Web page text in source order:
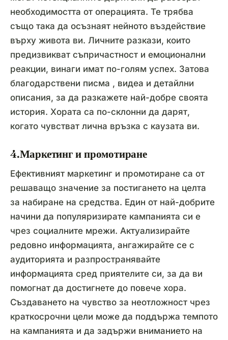
необходимостта от операцията. Те трябва
също така да осъзнаят нейното въздействие
върху живота ви. Личните разкази, които
предизвикват съпричастност и емоционални
реакции, винаги имат по-голям успех. Затова
благодарствени писма , видеа и детайлни
описания, за да разкажете най-добре своята
история. Хората са по-склонни да дарят,
когато чувстват лична връзка с каузата ви.
4.Маркетинг и промотиране
Ефективният маркетинг и промотиране са от
решаващо значение за постигането на целта
за набиране на средства. Един от най-добрите
начини да популяризирате кампанията си е
чрез социалните мрежи. Актуализирайте
редовно информацията, ангажирайте се с
аудиторията и разпространявайте
информацията сред приятелите си, за да ви
помогнат да достигнете до повече хора.
Създаването на чувство за неотложност чрез
краткосрочни цели може да поддържа темпото
на кампанията и да задържи вниманието на